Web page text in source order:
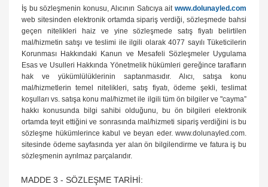
İş bu sözleşmenin konusu, Alıcının Satıcıya ait www.dolunayled.com
web sitesinden elektronik ortamda sipariş verdiği, sözleşmede bahsi
geçen nitelikleri haiz ve yine sözleşmede satış fiyatı belirtilen
mal/hizmetin satışı ve teslimi ile ilgili olarak 4077 sayılı Tüketicilerin
Korunması Hakkındaki Kanun ve Mesafeli Sözleşmeler Uygulama
Esas ve Usulleri Hakkında Yönetmelik hükümleri gereğince tarafların
hak ve yükümlülüklerinin saptanmasıdır. Alıcı, satışa konu
mal/hizmetlerin temel nitelikleri, satış fiyatı, ödeme şekli, teslimat
koşulları vs. satışa konu mal/hizmet ile ilgili tüm ön bilgiler ve "cayma”
hakkı konusunda bilgi sahibi olduğunu, bu ön bilgileri elektronik
ortamda teyit ettiğini ve sonrasında mal/hizmeti sipariş verdiğini is bu
sözleşme hükümlerince kabul ve beyan eder. www.dolunayled.com.
sitesinde ödeme sayfasında yer alan ön bilgilendirme ve fatura iş bu
sözleşmenin ayrılmaz parçalarıdır.
MADDE 3 - SÖZLEŞME TARİHİ: